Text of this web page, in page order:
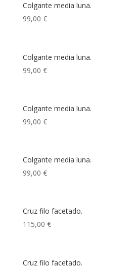
Colgante media luna.
99,00 €
Colgante media luna.
99,00 €
Colgante media luna.
99,00 €
Colgante media luna.
99,00 €
Cruz filo facetado.
115,00 €
Cruz filo facetado.